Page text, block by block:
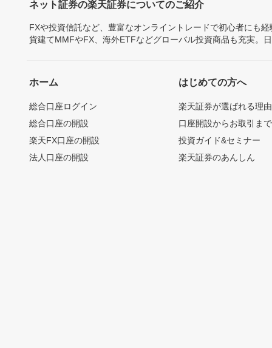
ネット証券の楽天証券についてのご紹介
FXや投資信託など、豊富なオンライントレードで初心者にも
貨建てMMFやFX、海外ETFなどグローバル投資商品も充実。
ホーム
総合口座ログイン
総合口座の開設
楽天FX口座の開設
法人口座の開設
はじめての方へ
楽天証券が選ばれる理由
口座開設からお取引ま
投資ガイド&セミナー
楽天証券のあんしん